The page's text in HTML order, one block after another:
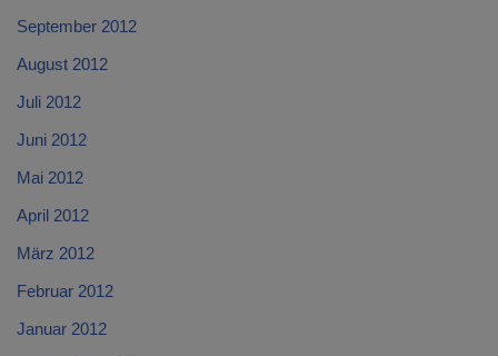
September 2012
August 2012
Juli 2012
Juni 2012
Mai 2012
April 2012
März 2012
Februar 2012
Januar 2012